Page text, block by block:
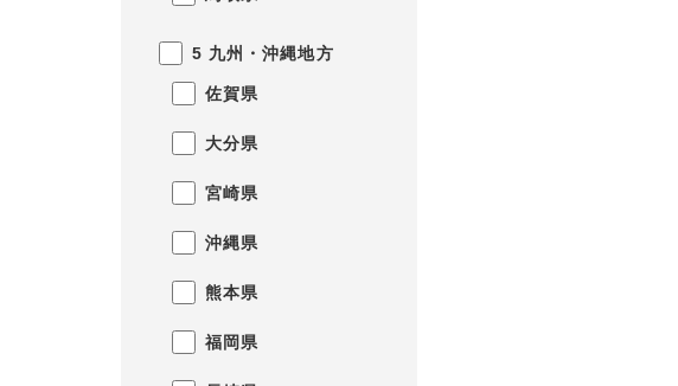
5 九州・沖縄地方
佐賀県
大分県
宮崎県
沖縄県
熊本県
福岡県